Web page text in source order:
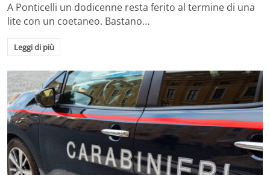
A Ponticelli un dodicenne resta ferito al termine di una
lite con un coetaneo. Bastano…
Leggi di più